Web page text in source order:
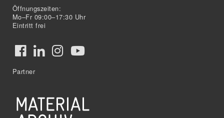
Öffnungszeiten:
Mo–Fr 09:00–17:30 Uhr
Eintritt frei
Partner